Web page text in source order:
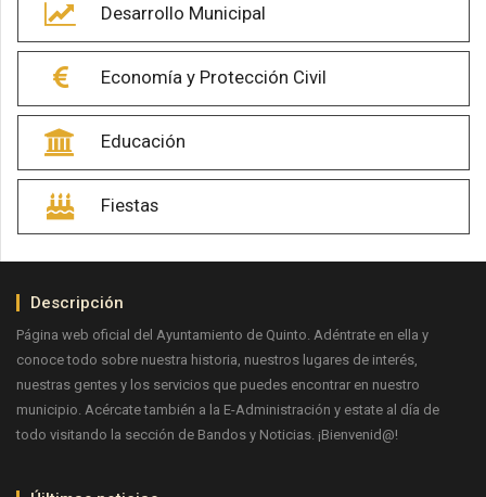
Desarrollo Municipal
Economía y Protección Civil
Educación
Fiestas
Descripción
Página web oficial del Ayuntamiento de Quinto. Adéntrate en ella y
conoce todo sobre nuestra historia, nuestros lugares de interés,
nuestras gentes y los servicios que puedes encontrar en nuestro
municipio. Acércate también a la E-Administración y estate al día de
todo visitando la sección de Bandos y Noticias. ¡Bienvenid@!